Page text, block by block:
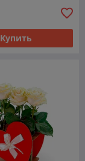
Купить